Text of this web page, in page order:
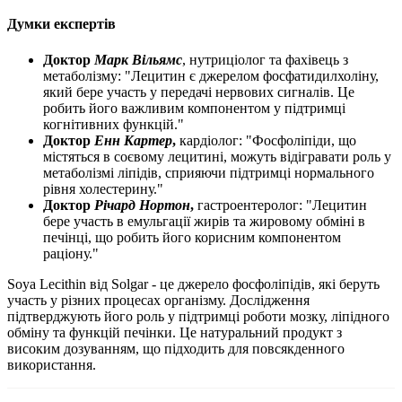
Думки експертів
Доктор Марк Вільямс, нутриціолог та фахівець з
метаболізму: "Лецитин є джерелом фосфатидилхоліну,
який бере участь у передачі нервових сигналів. Це
робить його важливим компонентом у підтримці
когнітивних функцій."
Доктор Енн Картер, кардіолог: "Фосфоліпіди, що
містяться в соєвому лецитині, можуть відігравати роль у
метаболізмі ліпідів, сприяючи підтримці нормального
рівня холестерину."
Доктор Річард Нортон, гастроентеролог: "Лецитин
бере участь в емульгації жирів та жировому обміні в
печінці, що робить його корисним компонентом
раціону."
Soya Lecithin від Solgar - це джерело фосфоліпідів, які беруть
участь у різних процесах організму. Дослідження
підтверджують його роль у підтримці роботи мозку, ліпідного
обміну та функцій печінки. Це натуральний продукт з
високим дозуванням, що підходить для повсякденного
використання.